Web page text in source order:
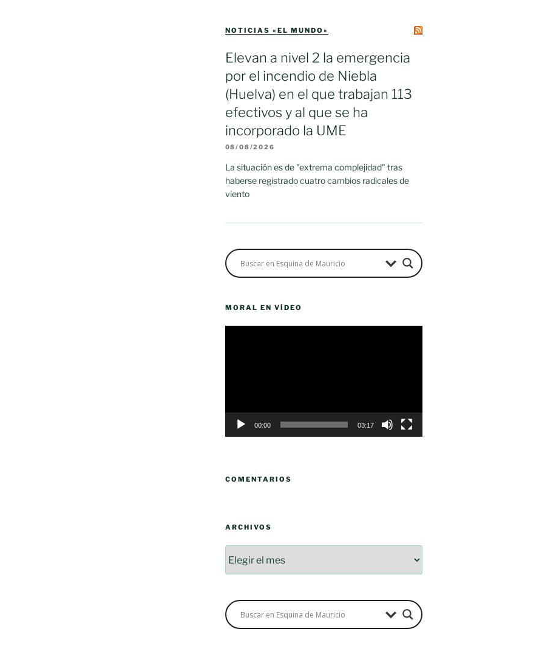
NOTICIAS «EL MUNDO»
Elevan a nivel 2 la emergencia
por el incendio de Niebla
(Huelva) en el que trabajan 113
efectivos y al que se ha
incorporado la UME
08/08/2026
La situación es de "extrema complejidad" tras
haberse registrado cuatro cambios radicales de
viento
MORAL EN VÍDEO
00:00 03:17
COMENTARIOS
ARCHIVOS